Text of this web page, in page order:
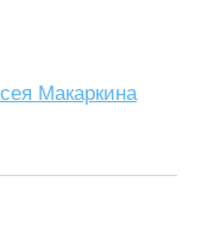
Макаркина